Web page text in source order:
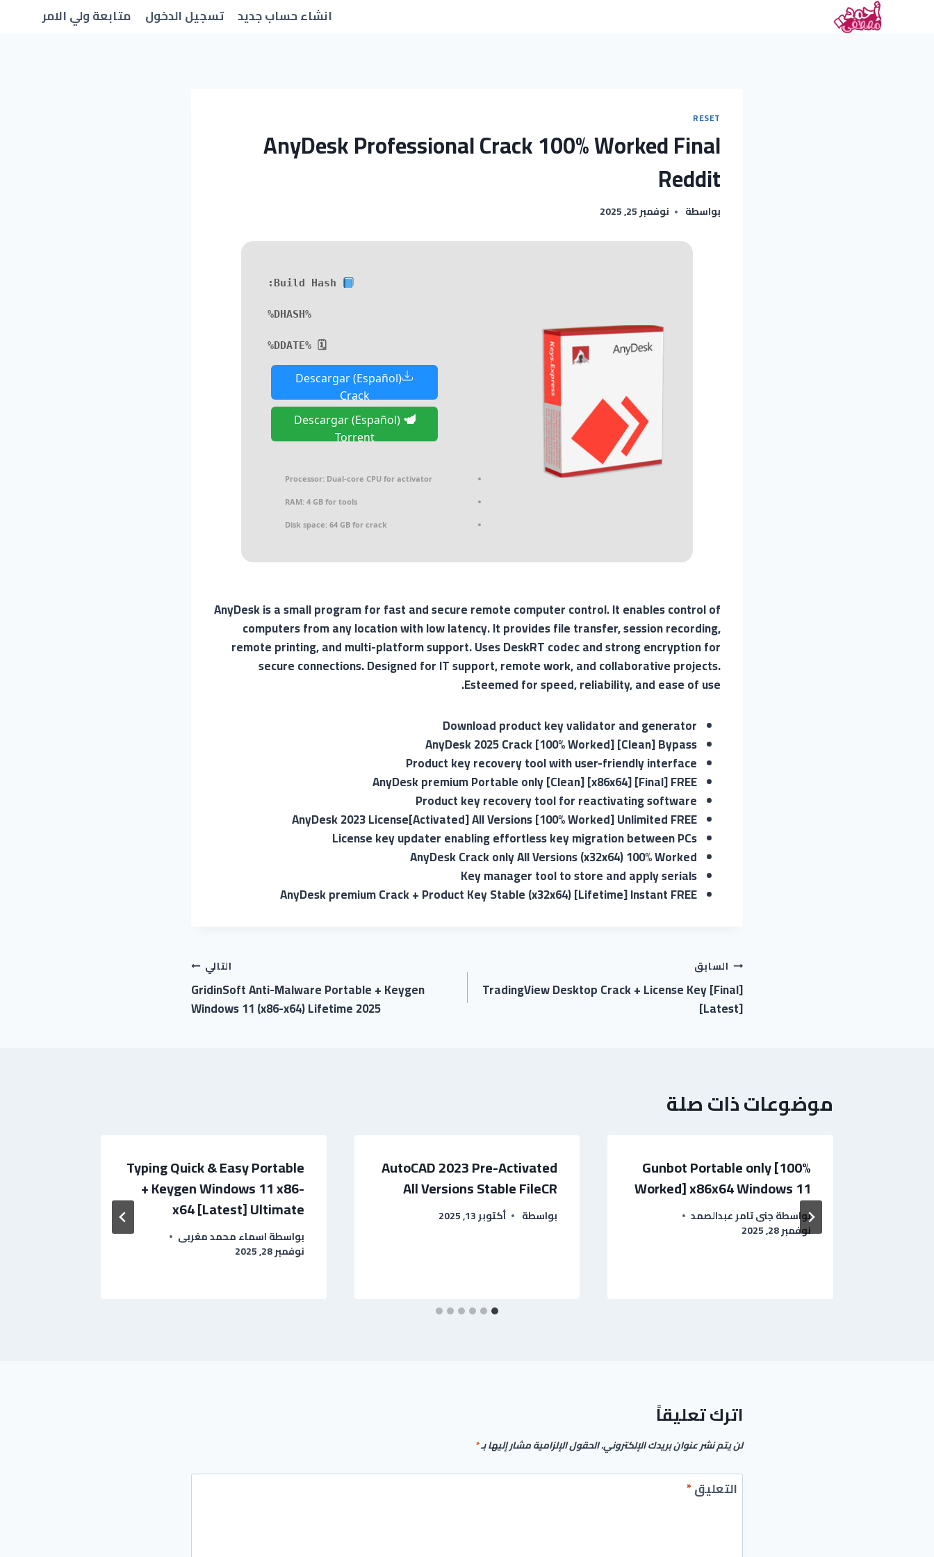
انشاء حساب جديد تسجيل الدخول متابعة ولي الامر
RESET
AnyDesk Professional Crack 100% Worked Final
Reddit
بواسطة نوفمبر 25, 2025
%DHASH%
🗓 %DDATE%
Descargar (Español)
Crack
Descargar (Español)
Torrent
Processor: Dual-core CPU for activator
RAM: 4 GB for tools
Disk space: 64 GB for crack
AnyDesk is a small program for fast and secure remote computer control. It enables control of
computers from any location with low latency. It provides file transfer, session recording,
remote printing, and multi-platform support. Uses DeskRT codec and strong encryption for
secure connections. Designed for IT support, remote work, and collaborative projects.
Esteemed for speed, reliability, and ease of use.
Download product key validator and generator
AnyDesk 2025 Crack [100% Worked] [Clean] Bypass
Product key recovery tool with user-friendly interface
AnyDesk premium Portable only [Clean] [x86x64] [Final] FREE
Product key recovery tool for reactivating software
AnyDesk 2023 License[Activated] All Versions [100% Worked] Unlimited FREE
License key updater enabling effortless key migration between PCs
AnyDesk Crack only All Versions (x32x64) 100% Worked
Key manager tool to store and apply serials
AnyDesk premium Crack + Product Key Stable (x32x64) [Lifetime] Instant FREE
السابق
TradingView Desktop Crack + License Key [Final]
[Latest]
التالي
GridinSoft Anti-Malware Portable + Keygen
Windows 11 (x86-x64) Lifetime 2025
موضوعات ذات صلة
Gunbot Portable only [100%
Worked] x86x64 Windows 11
بواسطةجنى تامر عبدالصمد
نوفمبر 28, 2025
AutoCAD 2023 Pre-Activated
All Versions Stable FileCR
بواسطة أكتوبر 13, 2025
Typing Quick & Easy Portable
+ Keygen Windows 11 x86-
x64 [Latest] Ultimate
بواسطةاسماء محمد مغربى
نوفمبر 28, 2025
اترك تعليقاً
لن يتم نشر عنوان بريدك الإلكتروني.الحقول الإلزامية مشار إليها بـ*
التعليق*